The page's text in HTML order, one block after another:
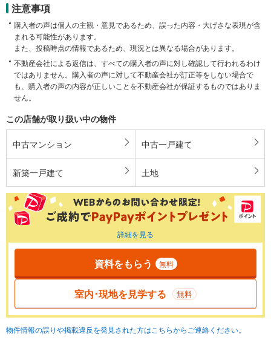
注意事項
購入者の声は個人の主観・意見であるため、誤った内容・大げさな表現が含
まれる可能性があります。
また、投稿時点の情報であるため、現況とは異なる場合があります。
不動産会社による返信は、すべての購入者の声に対し確認して行われるわけ
ではありません。購入者の声に対して不動産会社が訂正等をしない場合で
も、購入者の声の内容が正しいことを不動産会社が保証するものではありま
せん。
この店舗が取り扱い中の物件
中古マンション 中古一戸建て
新築一戸建て 土地
詳細を見る
資料をもらう 無料
室内･現地を見学する 無料
物件情報の誤りや掲載違反を発見された方はこちらからご連絡ください。